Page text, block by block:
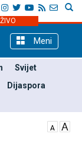
Meni
Svijet
Dijaspora